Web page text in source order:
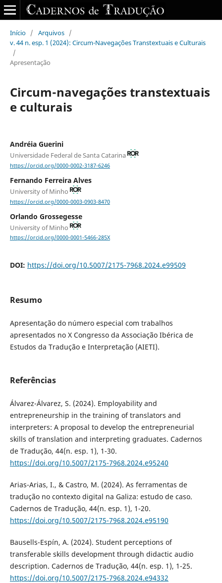
Início / Arquivos /
v. 44 n. esp. 1 (2024): Circum-Navegações Transtextuais e Culturais
/
Apresentação
Circum-navegações transtextuais
e culturais
Andréia Guerini
Universidade Federal de Santa Catarina
https://orcid.org/0000-0002-3187-6246
Fernando Ferreira Alves
University of Minho
https://orcid.org/0000-0003-0903-8470
Orlando Grossegesse
University of Minho
https://orcid.org/0000-0001-5466-285X
DOI: https://doi.org/10.5007/2175-7968.2024.e99509
Resumo
Apresentação do número especial com trabalhos
apresentados no X Congresso da Associação Ibérica de
Estudos da Tradução e Interpretação (AIETI).
Referências
Álvarez-Álvarez, S. (2024). Employability and
entrepreneurship in the training of translators and
interpreters: A proposal to develop the entrepreneurial
skills of translation and interpreting graduates. Cadernos
de Tradução, 44(n. esp. 1), 1-30.
https://doi.org/10.5007/2175-7968.2024.e95240
Arias-Arias, I., & Castro, M. (2024). As ferramentas de
tradução no contexto digital na Galiza: estudo de caso.
Cadernos de Tradução, 44(n. esp. 1), 1-20.
https://doi.org/10.5007/2175-7968.2024.e95190
Bausells-Espín, A. (2024). Student perceptions of
transferable skills development through didactic audio
description. Cadernos de Tradução, 44(n. esp. 1), 1-25.
https://doi.org/10.5007/2175-7968.2024.e94332